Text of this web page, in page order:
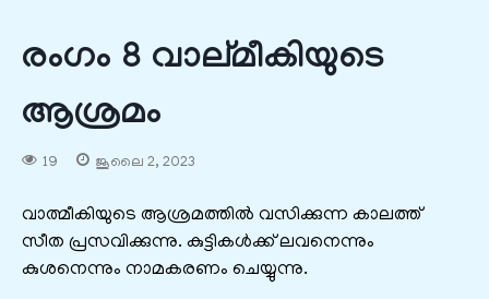
രംഗം 8 വാല്മീകിയുടെ
ആശ്രമം
19 ജൂലൈ 2, 2023
വാത്മീകിയുടെ ആശ്രമത്തിൽ വസിക്കുന്ന കാലത്ത്
സീത പ്രസവിക്കുന്നു. കുട്ടികൾക്ക് ലവനെന്നും
കുശനെന്നും നാമകരണം ചെയ്യുന്നു.